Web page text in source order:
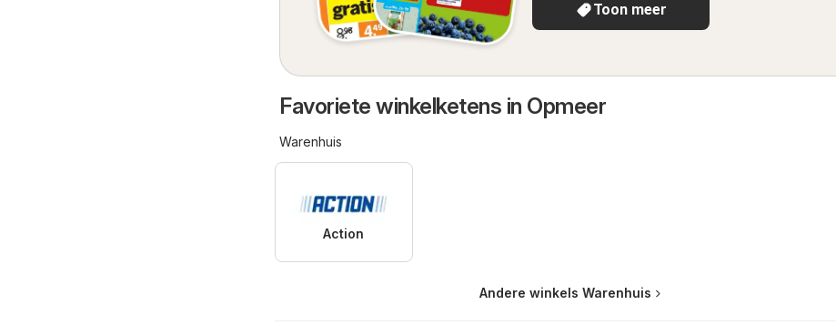
Toon meer
Favoriete winkelketens in Opmeer
Warenhuis
Action
Andere winkels Warenhuis